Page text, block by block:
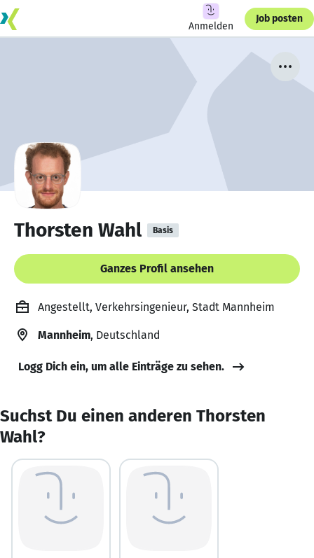
Anmelden
Job posten
Thorsten Wahl Basis
Ganzes Profil ansehen
Angestellt, Verkehrsingenieur, Stadt Mannheim
Mannheim, Deutschland
Logg Dich ein, um alle Einträge zu sehen.
Suchst Du einen anderen Thorsten
Wahl?